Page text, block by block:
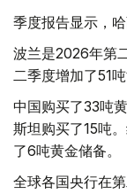
季度报告显示，
波兰是2026年第
二季度增加了51吨
中国购买了33吨
斯坦购买了15吨
了6吨黄金储备。
全球各国央行在